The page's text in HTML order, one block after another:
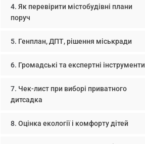
Як перевірити містобудівні плани
поруч
Генплан, ДПТ, рішення міськради
Громадські та експертні інструменти
Чек-лист при виборі приватного
дитсадка
Оцінка екології і комфорту дітей